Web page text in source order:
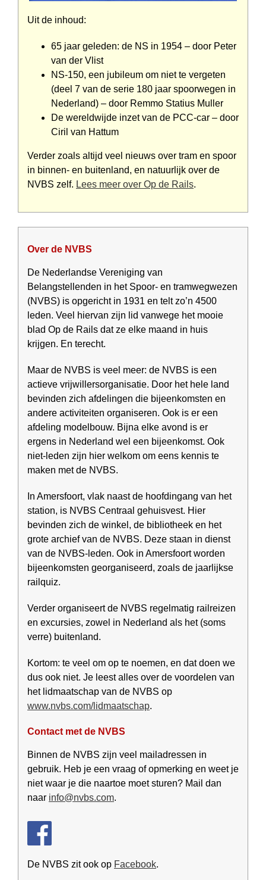
Uit de inhoud:
65 jaar geleden: de NS in 1954 – door Peter
van der Vlist
NS-150, een jubileum om niet te vergeten
(deel 7 van de serie 180 jaar spoorwegen in
Nederland) – door Remmo Statius Muller
De wereldwijde inzet van de PCC-car – door
Ciril van Hattum
Verder zoals altijd veel nieuws over tram en spoor
in binnen- en buiten­land, en natuurlijk over de
NVBS zelf. Lees meer over Op de Rails.
Over de NVBS
De Nederlandse Vereniging van
Belangstellenden in het Spoor- en tramwegwezen
(NVBS) is opgericht in 1931 en telt zo’n 4500
leden. Veel hiervan zijn lid vanwege het mooie
blad Op de Rails dat ze elke maand in huis
krijgen. En terecht.
Maar de NVBS is veel meer: de NVBS is een
actieve vrijwillers­organisatie. Door het hele land
bevinden zich afdelingen die bijeen­komsten en
andere activiteiten organiseren. Ook is er een
afdeling modelbouw. Bijna elke avond is er
ergens in Nederland wel een bijeenkomst. Ook
niet-leden zijn hier welkom om eens kennis te
maken met de NVBS.
In Amersfoort, vlak naast de hoofd­ingang van het
station, is NVBS Centraal gehuis­vest. Hier
bevinden zich de winkel, de bibliotheek en het
grote archief van de NVBS. Deze staan in dienst
van de NVBS-leden. Ook in Amersfoort worden
bijeen­komsten georgani­seerd, zoals de jaarlijkse
railquiz.
Verder organiseert de NVBS regel­matig railreizen
en excursies, zowel in Nederland als het (soms
verre) buitenland.
Kortom: te veel om op te noemen, en dat doen we
dus ook niet. Je leest alles over de voordelen van
het lidmaatschap van de NVBS op
www.nvbs.com/lidmaatschap.
Contact met de NVBS
Binnen de NVBS zijn veel mail­adressen in
gebruik. Heb je een vraag of opmerking en weet je
niet waar je die naartoe moet sturen? Mail dan
naar info@nvbs.com.
De NVBS zit ook op Facebook.